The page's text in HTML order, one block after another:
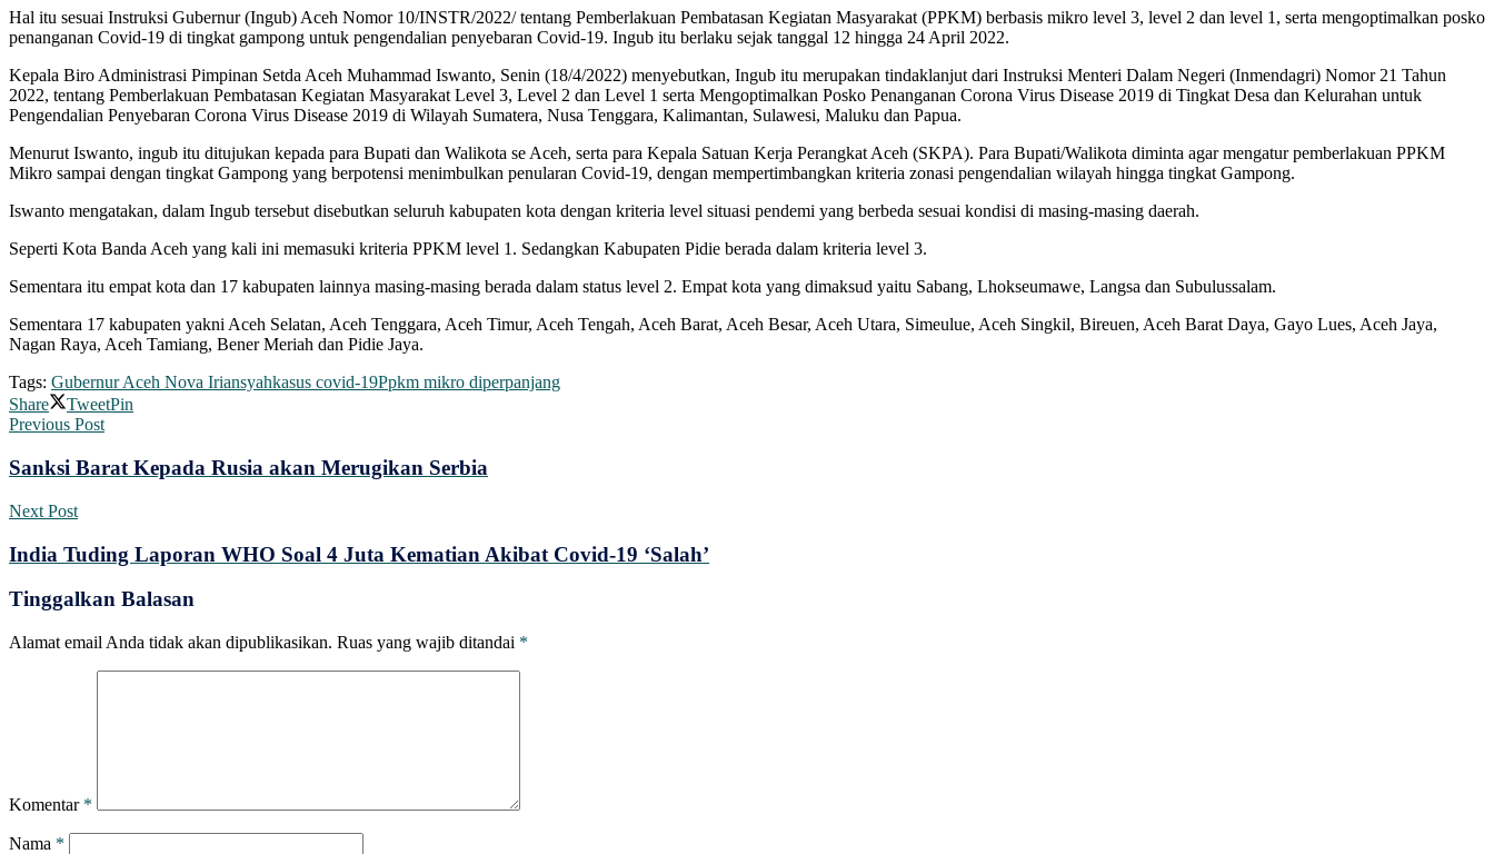
Hal itu sesuai Instruksi Gubernur (Ingub) Aceh Nomor 10/INSTR/2022/ tentang Pemberlakuan Pembatasan Kegiatan Masyarakat (PPKM) berbasis mikro level 3, level 2 dan level 1, serta mengoptimalkan posko
penanganan Covid-19 di tingkat gampong untuk pengendalian penyebaran Covid-19. Ingub itu berlaku sejak tanggal 12 hingga 24 April 2022.
Kepala Biro Administrasi Pimpinan Setda Aceh Muhammad Iswanto, Senin (18/4/2022) menyebutkan, Ingub itu merupakan tindaklanjut dari Instruksi Menteri Dalam Negeri (Inmendagri) Nomor 21 Tahun
2022, tentang Pemberlakuan Pembatasan Kegiatan Masyarakat Level 3, Level 2 dan Level 1 serta Mengoptimalkan Posko Penanganan Corona Virus Disease 2019 di Tingkat Desa dan Kelurahan untuk
Pengendalian Penyebaran Corona Virus Disease 2019 di Wilayah Sumatera, Nusa Tenggara, Kalimantan, Sulawesi, Maluku dan Papua.
Menurut Iswanto, ingub itu ditujukan kepada para Bupati dan Walikota se Aceh, serta para Kepala Satuan Kerja Perangkat Aceh (SKPA). Para Bupati/Walikota diminta agar mengatur pemberlakuan PPKM
Mikro sampai dengan tingkat Gampong yang berpotensi menimbulkan penularan Covid-19, dengan mempertimbangkan kriteria zonasi pengendalian wilayah hingga tingkat Gampong.
Iswanto mengatakan, dalam Ingub tersebut disebutkan seluruh kabupaten kota dengan kriteria level situasi pendemi yang berbeda sesuai kondisi di masing-masing daerah.
Seperti Kota Banda Aceh yang kali ini memasuki kriteria PPKM level 1. Sedangkan Kabupaten Pidie berada dalam kriteria level 3.
Sementara itu empat kota dan 17 kabupaten lainnya masing-masing berada dalam status level 2. Empat kota yang dimaksud yaitu Sabang, Lhokseumawe, Langsa dan Subulussalam.
Sementara 17 kabupaten yakni Aceh Selatan, Aceh Tenggara, Aceh Timur, Aceh Tengah, Aceh Barat, Aceh Besar, Aceh Utara, Simeulue, Aceh Singkil, Bireuen, Aceh Barat Daya, Gayo Lues, Aceh Jaya,
Nagan Raya, Aceh Tamiang, Bener Meriah dan Pidie Jaya.
Tags: Gubernur Aceh Nova Iriansyahkasus covid-19Ppkm mikro diperpanjang
Share
TweetPin
Previous Post
Sanksi Barat Kepada Rusia akan Merugikan Serbia
Next Post
India Tuding Laporan WHO Soal 4 Juta Kematian Akibat Covid-19 ‘Salah’
Tinggalkan Balasan
Alamat email Anda tidak akan dipublikasikan. Ruas yang wajib ditandai *
Komentar *
Nama *